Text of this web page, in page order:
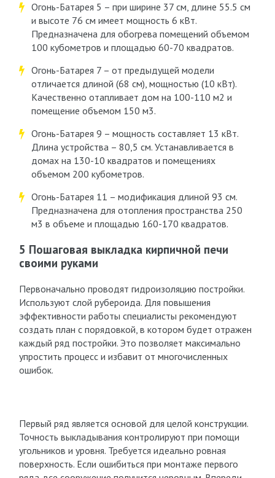
Огонь-Батарея 5 – при ширине 37 см, длине 55.5 см
и высоте 76 см имеет мощность 6 кВт.
Предназначена для обогрева помещений объемом
100 кубометров и площадью 60-70 квадратов.
Огонь-Батарея 7 – от предыдущей модели
отличается длиной (68 см), мощностью (10 кВт).
Качественно отапливает дом на 100-110 м2 и
помещение объемом 150 м3.
Огонь-Батарея 9 – мощность составляет 13 кВт.
Длина устройства – 80,5 см. Устанавливается в
домах на 130-10 квадратов и помещениях
объемом 200 кубометров.
Огонь-Батарея 11 – модификация длиной 93 см.
Предназначена для отопления пространства 250
м3 в объеме и площадью 160-170 квадратов.
5 Пошаговая выкладка кирпичной печи
своими руками
Первоначально проводят гидроизоляцию постройки.
Используют слой рубероида. Для повышения
эффективности работы специалисты рекомендуют
создать план с порядовкой, в котором будет отражен
каждый ряд постройки. Это позволяет максимально
упростить процесс и избавит от многочисленных
ошибок.
Первый ряд является основой для целой конструкции.
Точность выкладывания контролируют при помощи
угольников и уровня. Требуется идеально ровная
поверхность. Если ошибиться при монтаже первого